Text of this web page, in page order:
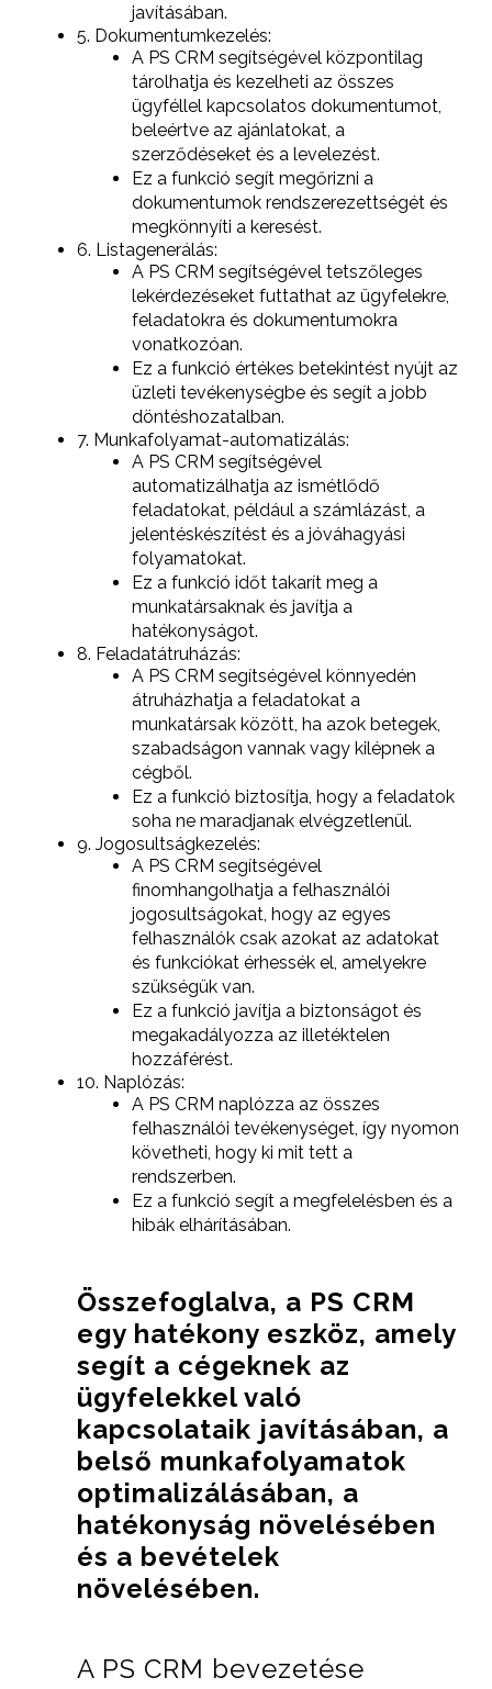
javításában.
5. Dokumentumkezelés:
A PS CRM segítségével központilag
tárolhatja és kezelheti az összes
ügyféllel kapcsolatos dokumentumot,
beleértve az ajánlatokat, a
szerződéseket és a levelezést.
Ez a funkció segít megőrizni a
dokumentumok rendszerezettségét és
megkönnyíti a keresést.
6. Listagenerálás:
A PS CRM segítségével tetszőleges
lekérdezéseket futtathat az ügyfelekre,
feladatokra és dokumentumokra
vonatkozóan.
Ez a funkció értékes betekintést nyújt az
üzleti tevékenységbe és segít a jobb
döntéshozatalban.
7. Munkafolyamat-automatizálás:
A PS CRM segítségével
automatizálhatja az ismétlődő
feladatokat, például a számlázást, a
jelentéskészítést és a jóváhagyási
folyamatokat.
Ez a funkció időt takarít meg a
munkatársaknak és javítja a
hatékonyságot.
8. Feladatátruházás:
A PS CRM segítségével könnyedén
átruházhatja a feladatokat a
munkatársak között, ha azok betegek,
szabadságon vannak vagy kilépnek a
cégből.
Ez a funkció biztosítja, hogy a feladatok
soha ne maradjanak elvégzetlenül.
9. Jogosultságkezelés:
A PS CRM segítségével
finomhangolhatja a felhasználói
jogosultságokat, hogy az egyes
felhasználók csak azokat az adatokat
és funkciókat érhessék el, amelyekre
szükségük van.
Ez a funkció javítja a biztonságot és
megakadályozza az illetéktelen
hozzáférést.
10. Naplózás:
A PS CRM naplózza az összes
felhasználói tevékenységet, így nyomon
követheti, hogy ki mit tett a
rendszerben.
Ez a funkció segít a megfelelésben és a
hibák elhárításában.
Összefoglalva, a PS CRM
egy hatékony eszköz, amely
segít a cégeknek az
ügyfelekkel való
kapcsolataik javításában, a
belső munkafolyamatok
optimalizálásában, a
hatékonyság növelésében
és a bevételek
növelésében.
A PS CRM bevezetése